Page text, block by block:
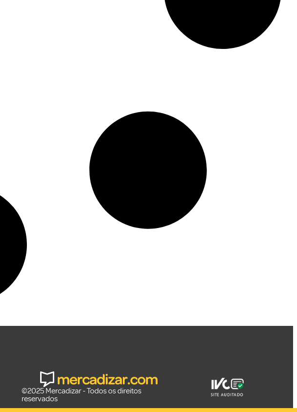
©2025 Mercadizar - Todos os direitos
reservados